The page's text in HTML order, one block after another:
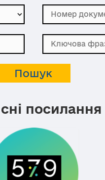
посилання